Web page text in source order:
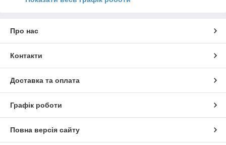
Про нас
Контакти
Доставка та оплата
Графік роботи
Повна версія сайту